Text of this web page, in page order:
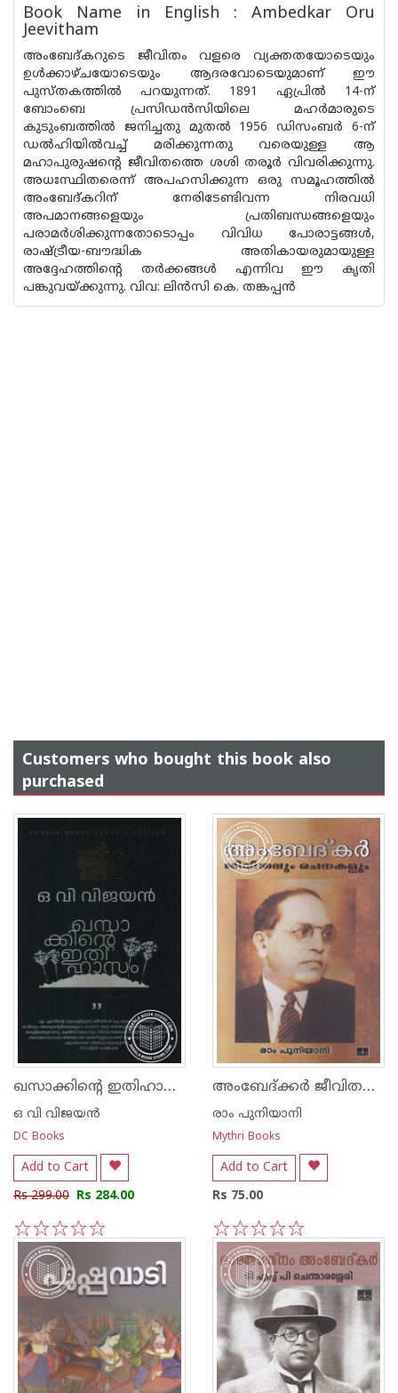
Book Name in English : Ambedkar Oru
Jeevitham
അംബേദ്കറുടെ ജീവിതം വളരെ വ്യക്തതയോടെയും
ഉൾക്കാഴ്ചയോടെയും ആദരവോടെയുമാണ് ഈ
പുസ്തകത്തിൽ പറയുന്നത്. 1891 ഏപ്രിൽ 14-ന്
ബോംബെ പ്രസിഡൻസിയിലെ മഹർമാരുടെ
കുടുംബത്തിൽ ജനിച്ചതു മുതൽ 1956 ഡിസംബർ 6-ന്
ഡൽഹിയിൽവച്ച് മരിക്കുന്നതു വരെയുള്ള ആ
മഹാപുരുഷന്റെ ജീവിതത്തെ ശശി തരൂർ വിവരിക്കുന്നു.
അധഃസ്ഥിതരെന്ന് അപഹസിക്കുന്ന ഒരു സമൂഹത്തിൽ
അംബേദ്കറിന് നേരിടേണ്ടിവന്ന നിരവധി
അപമാനങ്ങളെയും പ്രതിബന്ധങ്ങളെയും
പരാമർശിക്കുന്നതോടൊപ്പം വിവിധ പോരാട്ടങ്ങൾ,
രാഷ്ട്രീയ-ബൗദ്ധിക അതികായരുമായുള്ള
അദ്ദേഹത്തിന്റെ തർക്കങ്ങൾ എന്നിവ ഈ കൃതി
പങ്കുവയ്ക്കുന്നു. വിവ: ലിൻസി കെ. തങ്കപ്പൻ
Customers who bought this book also
purchased
ഖസാക്കിന്റെ ഇതിഹാസം
ഒ വി വിജയന്‍
DC Books
Add to Cart
Rs 299.00 Rs 284.00
5
4
3
2
1
അംബേദ്ക്കര്‍ ജീവിതവും രചനകളും
രാം പുനിയാനി
Mythri Books
Add to Cart
Rs 75.00
5
4
3
2
1